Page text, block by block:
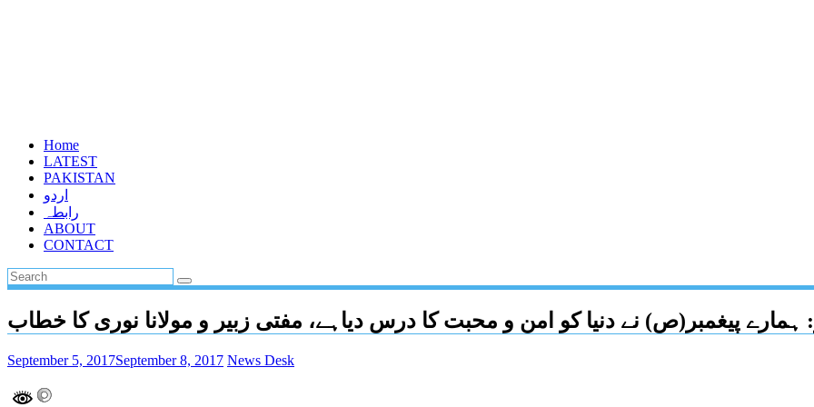
Home
LATEST
PAKISTAN
اردو
رابطہ
ABOUT
CONTACT
ہمارے پیغمبر(ص) نے دنیا کو امن و محبت کا درس دیاہے، مفتی زبیر و مولانا نوری کا خطاب
September 5, 2017September 8, 2017 News Desk